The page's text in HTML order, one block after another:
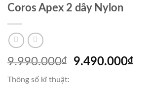
Coros Apex 2 dây Nylon
9.990.000₫
Giá
9.490.000₫Giá
Thông số kĩ thuật: